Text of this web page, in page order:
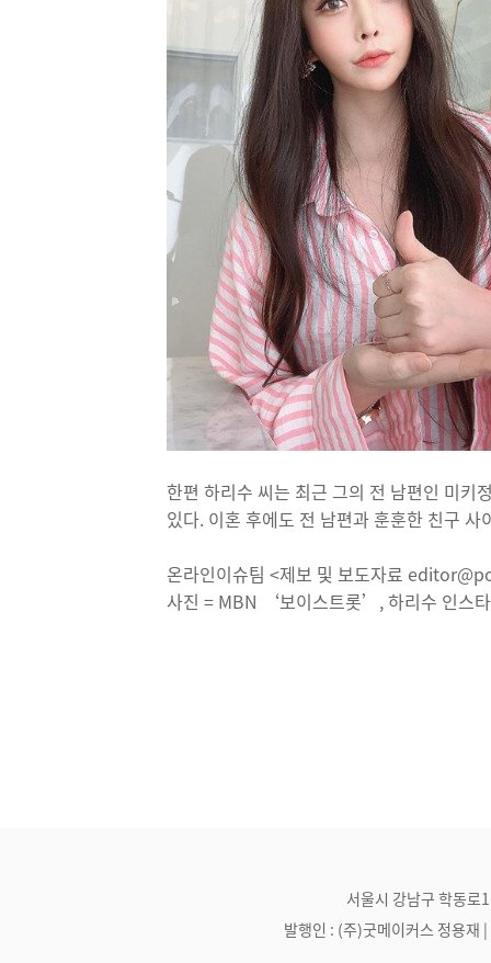
한편 하리수 씨는 최근 그의 전 남편인 미
있다. 이혼 후에도 전 남편과 훈훈한 친구
온라인이슈팀 <제보 및 보도자료
사진 = MBN ‘보이스트롯’, 하리수 인스
서울시 강남구 학동
발행인 : (주)굿메이커스 정용